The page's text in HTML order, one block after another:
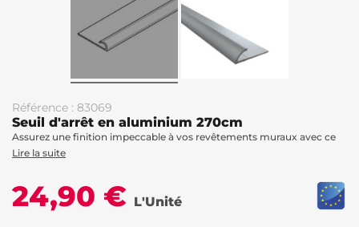
Référence : 83069
Seuil d'arrêt en aluminium 270cm
Assurez une finition impeccable à vos revêtements muraux avec ce
Lire la suite
24,90 € L'Unité